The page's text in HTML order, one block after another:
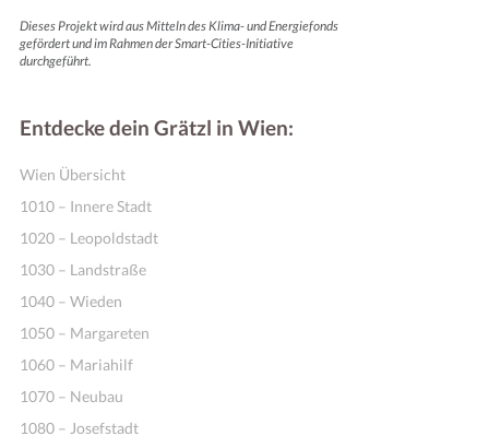
Dieses Projekt wird aus Mitteln des Klima- und Energiefonds
gefördert und im Rahmen der Smart-Cities-Initiative
durchgeführt.
Entdecke dein Grätzl in Wien:
Wien Übersicht
1010 – Innere Stadt
1020 – Leopoldstadt
1030 – Landstraße
1040 – Wieden
1050 – Margareten
1060 – Mariahilf
1070 – Neubau
1080 – Josefstadt